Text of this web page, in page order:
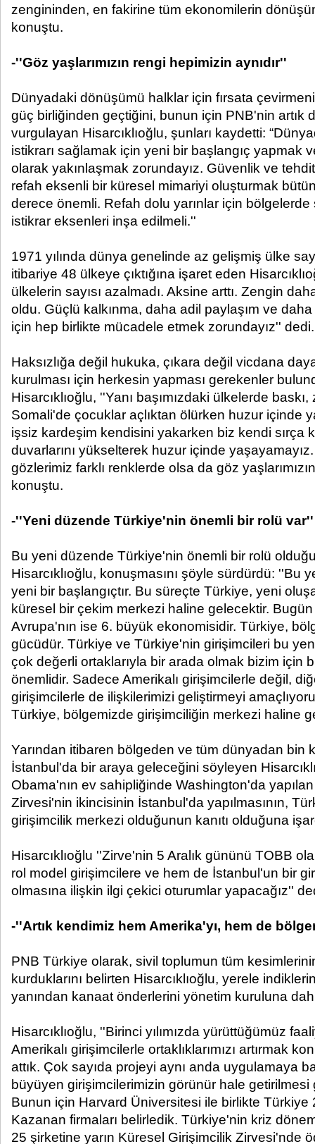
zengininden, en fakirine tüm ekonomilerin
konuştu.
-''Göz yaşlarımızın rengi hepimizin aynıdır''
Dünyadaki dönüşümü halklar için fırsata
güç birliğinden geçtiğini, bunun için PNB'nin artık
vurgulayan Hisarcıklıoğlu, şunları kaydetti:
istikrarı sağlamak için yeni bir başlangıç yapmak
olarak yakınlaşmak zorundayız. Güvenlik ve
refah eksenli bir küresel mimariyi oluşturmak
derece önemli. Refah dolu yarınlar için
istikrar eksenleri inşa edilmeli.''
1971 yılında dünya genelinde az gelişmiş ülke
itibariye 48 ülkeye çıktığına işaret eden
ülkelerin sayısı azalmadı. Aksine arttı. Zengin
oldu. Güçlü kalkınma, daha adil paylaşım ve
için hep birlikte mücadele etmek zorundayız'' dedi.
Haksızlığa değil hukuka, çıkara değil vicdana
kurulması için herkesin yapması gerekenler
Hisarcıklıoğlu, ''Yanı başımızdaki ülkelerde
Somali'de çocuklar açlıktan ölürken huzur içinde
işsiz kardeşim kendisini yakarken biz kendi sırça
duvarlarını yükselterek huzur içinde
gözlerimiz farklı renklerde olsa da göz
konuştu.
-''Yeni düzende Türkiye'nin önemli bir rolü var''
Bu yeni düzende Türkiye'nin önemli bir rolü
Hisarcıklıoğlu, konuşmasını şöyle sürdürdü: ''Bu
yeni bir başlangıçtır. Bu süreçte Türkiye, yeni
küresel bir çekim merkezi haline gelecektir.
Avrupa'nın ise 6. büyük ekonomisidir. Türkiye,
gücüdür. Türkiye ve Türkiye'nin girişimcileri bu
çok değerli ortaklarıyla bir arada olmak bizim için
önemlidir. Sadece Amerikalı girişimcilerle değil,
girişimcilerle de ilişkilerimizi geliştirmeyi
Türkiye, bölgemizde girişimciliğin merkezi haline
Yarından itibaren bölgeden ve tüm dünyadan bin
İstanbul'da bir araya geleceğini söyleyen
Obama'nın ev sahipliğinde Washington'da
Zirvesi'nin ikincisinin İstanbul'da yapılmasının,
girişimcilik merkezi olduğunun kanıtı olduğuna
Hisarcıklıoğlu ''Zirve'nin 5 Aralık gününü TOBB
rol model girişimcilere ve hem de İstanbul'un bir
olmasına ilişkin ilgi çekici oturumlar yapacağız''
-''Artık kendimiz hem Amerika'yı, hem de
PNB Türkiye olarak, sivil toplumun tüm
kurduklarını belirten Hisarcıklıoğlu, yerele
yanından kanaat önderlerini yönetim kuruluna
Hisarcıklıoğlu, ''Birinci yılımızda yürüttüğümüz
Amerikalı girişimcilerle ortaklıklarımızı artırmak
attık. Çok sayıda projeyi aynı anda uygulamaya
büyüyen girişimcilerimizin görünür hale
Bunun için Harvard Üniversitesi ile birlikte Türkiye
Kazanan firmaları belirledik. Türkiye'nin kriz
25 şirketine yarın Küresel Girişimcilik Zirvesi'nde